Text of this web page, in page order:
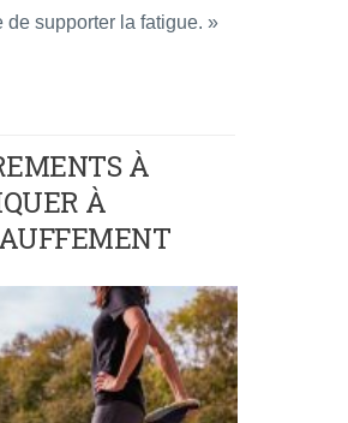
de supporter la fatigue. »
À
À